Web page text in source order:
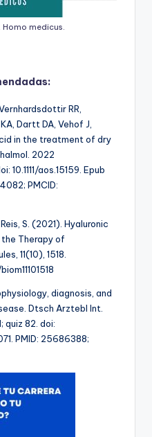
medicus.
RR,
Dartt DA, Vehof J,
in the treatment of dry
2022
aos.15159. Epub
PMCID:
S. (2021). Hyaluronic
the Therapy of
11(10), 1518.
diagnosis, and
Dtsch Arztebl Int.
quiz 82. doi:
PMID: 25686388;